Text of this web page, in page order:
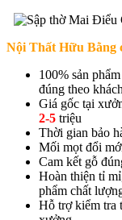
Nội Thất Hữu Bằng
100% sản
đúng theo
Giá gốc tại
2-5 triệu
Thời gian bảo
Mối mọt đổi
Cam kết gỗ
Hoàn thiện tỉ
phẩm chất
Hỗ trợ kiểm tra